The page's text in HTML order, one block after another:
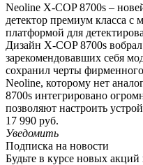
Neoline X-COP 8700s –
детектор премиум класса с
платформой для
Дизайн X-COP 8700s
зарекомендовавших себя
сохранил черты
Neoline, которому нет
8700s интегрировано
позволяют настроить
17 990 руб.
Уведомить
Подписка на новости
Будьте в курсе новых